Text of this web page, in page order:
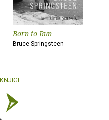
Born to Run
Bruce Springsteen